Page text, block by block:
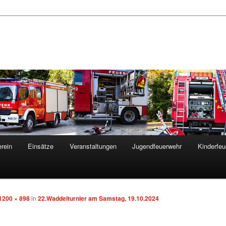
Einsätze Veranstaltungen Jugendfeuerwehr
× 898in 22.Waddelturnier am Samstag, 19.10.2024